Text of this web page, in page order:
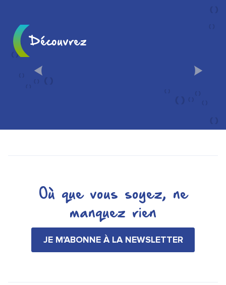
Découvrez
Où que vous soyez, ne
manquez rien
JE M'ABONNE À LA NEWSLETTER